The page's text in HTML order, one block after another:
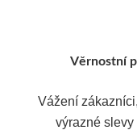
Věrnostní
Vážení
výrazné